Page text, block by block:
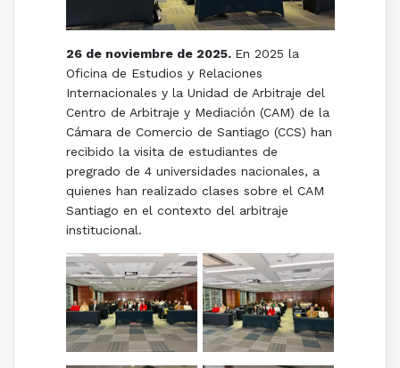
26 de noviembre de 2025. En 2025 la
Oficina de Estudios y Relaciones
Internacionales y la Unidad de Arbitraje del
Centro de Arbitraje y Mediación (CAM) de la
Cámara de Comercio de Santiago (CCS) han
recibido la visita de estudiantes de
pregrado de 4 universidades nacionales, a
quienes han realizado clases sobre el CAM
Santiago en el contexto del arbitraje
institucional.